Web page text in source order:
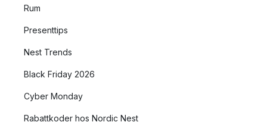
Rum
Presenttips
Nest Trends
Black Friday 2026
Cyber Monday
Rabattkoder hos Nordic Nest